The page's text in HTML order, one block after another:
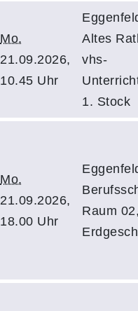
Mo.
21.09.2026,
10.45 Uhr
Altes
vhs-
1. Stock
Mo.
21.09.2026,
18.00 Uhr
Raum